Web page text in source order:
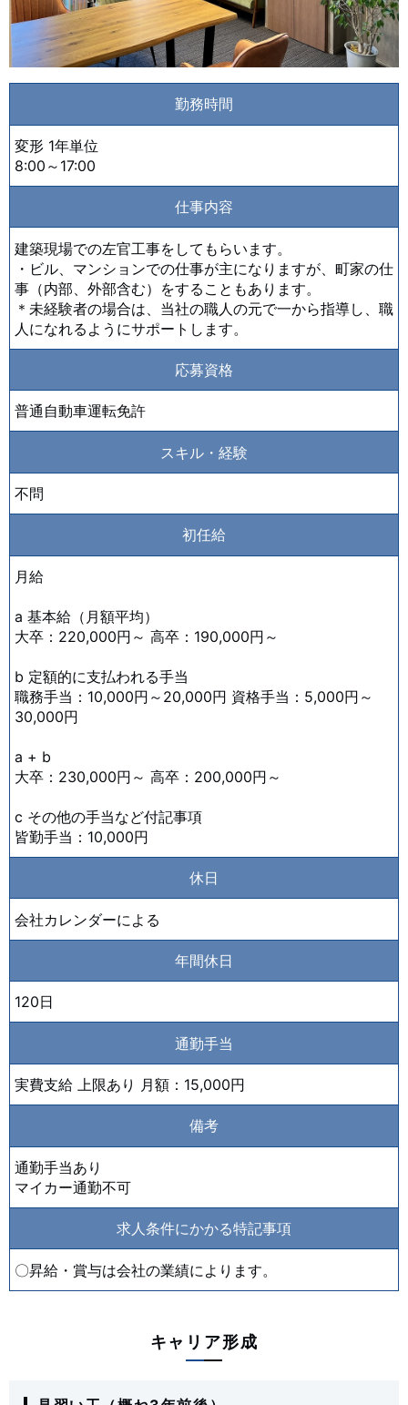
勤務時間
変形 1年単位
8:00～17:00
仕事内容
建築現場での左官工事をしてもらいます。
・ビル、マンションでの仕事が主になりますが、町家の仕
事（内部、外部含む）をすることもあります。
＊未経験者の場合は、当社の職人の元で一から指導し、職
人になれるようにサポートします。
応募資格
普通自動車運転免許
スキル・経験
不問
初任給
月給
a 基本給（月額平均）
大卒：220,000円～ 高卒：190,000円～
b 定額的に支払われる手当
職務手当：10,000円～20,000円 資格手当：5,000円～
30,000円
a + b
大卒：230,000円～ 高卒：200,000円～
c その他の手当など付記事項
皆勤手当：10,000円
休日
会社カレンダーによる
年間休日
120日
通勤手当
実費支給 上限あり 月額：15,000円
備考
通勤手当あり
マイカー通勤不可
求人条件にかかる特記事項
〇昇給・賞与は会社の業績によります。
キャリア形成